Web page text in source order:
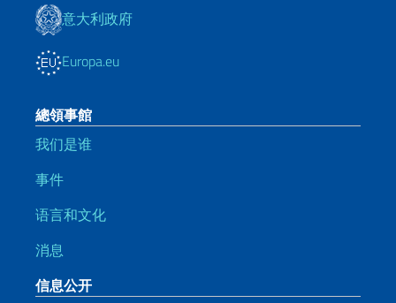
意大利政府
Europa.eu
總領事館
我们是谁
事件
语言和文化
消息
信息公开